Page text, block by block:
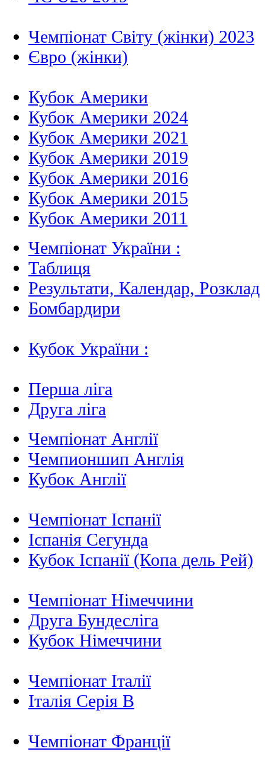
Чемпіонат Світу (жінки) 2023
Євро (жінки)
Кубок Америки
Кубок Америки 2024
Кубок Америки 2021
Кубок Америки 2019
Кубок Америки 2016
Кубок Америки 2015
Кубок Америки 2011
Чемпіонат України :
Таблиця
Результати, Календар, Poзклад
Бомбардири
Кубок України :
Перша ліга
Друга ліга
Чемпіонат Англії
Чемпионшип Англія
Кубок Англії
Чемпіонат Іспанії
Іспанія Сегунда
Кубок Іспанії (Копа дель Рей)
Чемпіонат Німеччини
Друга Бундесліга
Кубок Німеччини
Чемпіонат Італії
Італія Серія B
Чемпіонат Франції